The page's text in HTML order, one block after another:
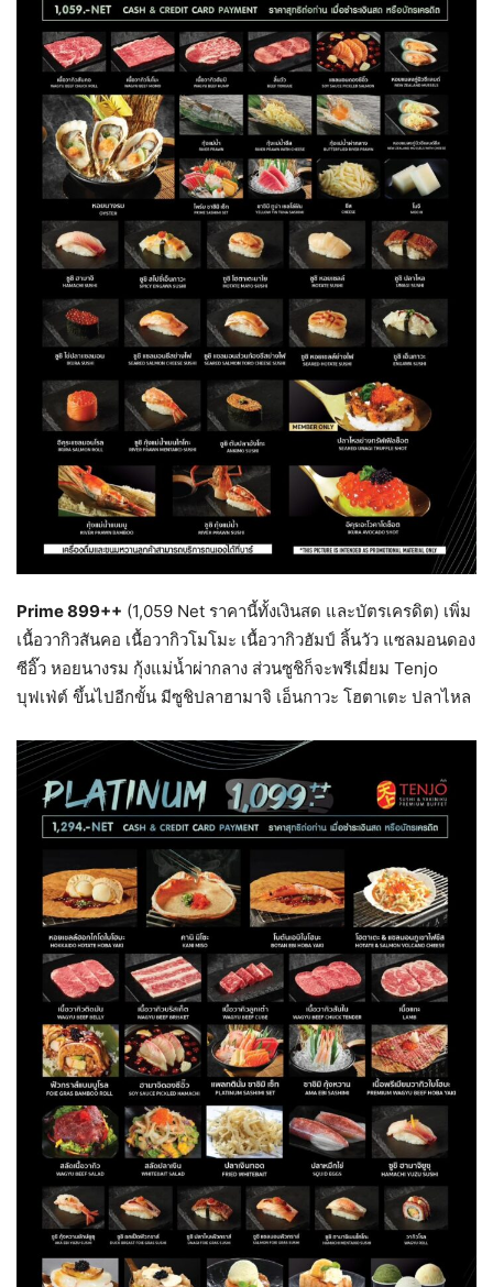
Prime 899++ (1,059 Net ราคานี้ทั้งเงินสด และบัตรเครดิต) เพิ่ม
เนื้อวากิวสันคอ เนื้อวากิวโมโมะ เนื้อวากิวฮัมป์ ลิ้นวัว แซลมอนดอง
ซีอิ๊ว หอยนางรม กุ้งแม่น้ำผ่ากลาง ส่วนซูชิก็จะพรีเมี่ยม Tenjo
บุฟเฟ่ต์ ขึ้นไปอีกขั้น มีซูชิปลาฮามาจิ เอ็นกาวะ โฮตาเตะ ปลาไหล